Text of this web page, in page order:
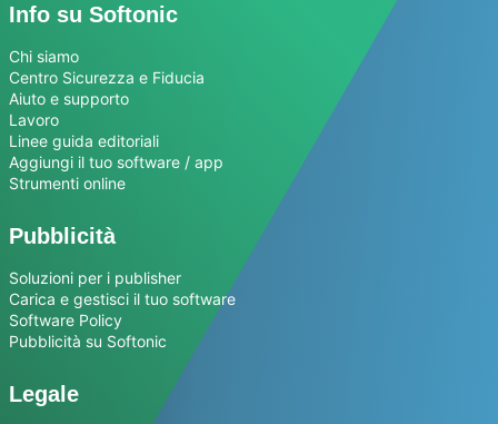
Info su Softonic
Chi siamo
Centro Sicurezza e Fiducia
Aiuto e supporto
Lavoro
Linee guida editoriali
Aggiungi il tuo software / app
Strumenti online
Pubblicità
Soluzioni per i publisher
Carica e gestisci il tuo software
Software Policy
Pubblicità su Softonic
Legale